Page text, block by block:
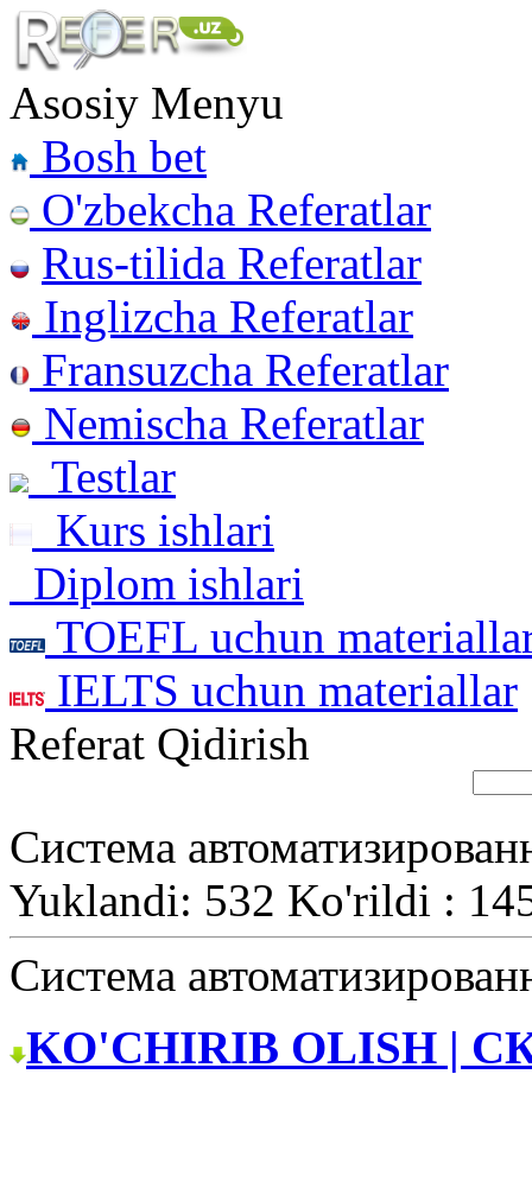
Asosiy Menyu
Bosh bet
O'zbekcha Referatlar
Rus-tilida Referatlar
Inglizcha Referatlar
Fransuzcha Referatlar
Nemischa Referatlar
Testlar
Kurs ishlari
Diplom ishlari
TOEFL uchun
IELTS uchun materiallar
Referat Qidirish
Система
Yuklandi: 532 Ko'rildi :
Система
KO'CHIRIB OLISH |